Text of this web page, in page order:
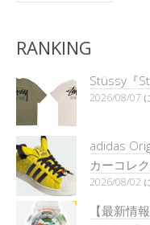
RANKING
Stüssy『
2026/08/07
adidas
カーコレ
2026/08/02
【最新情